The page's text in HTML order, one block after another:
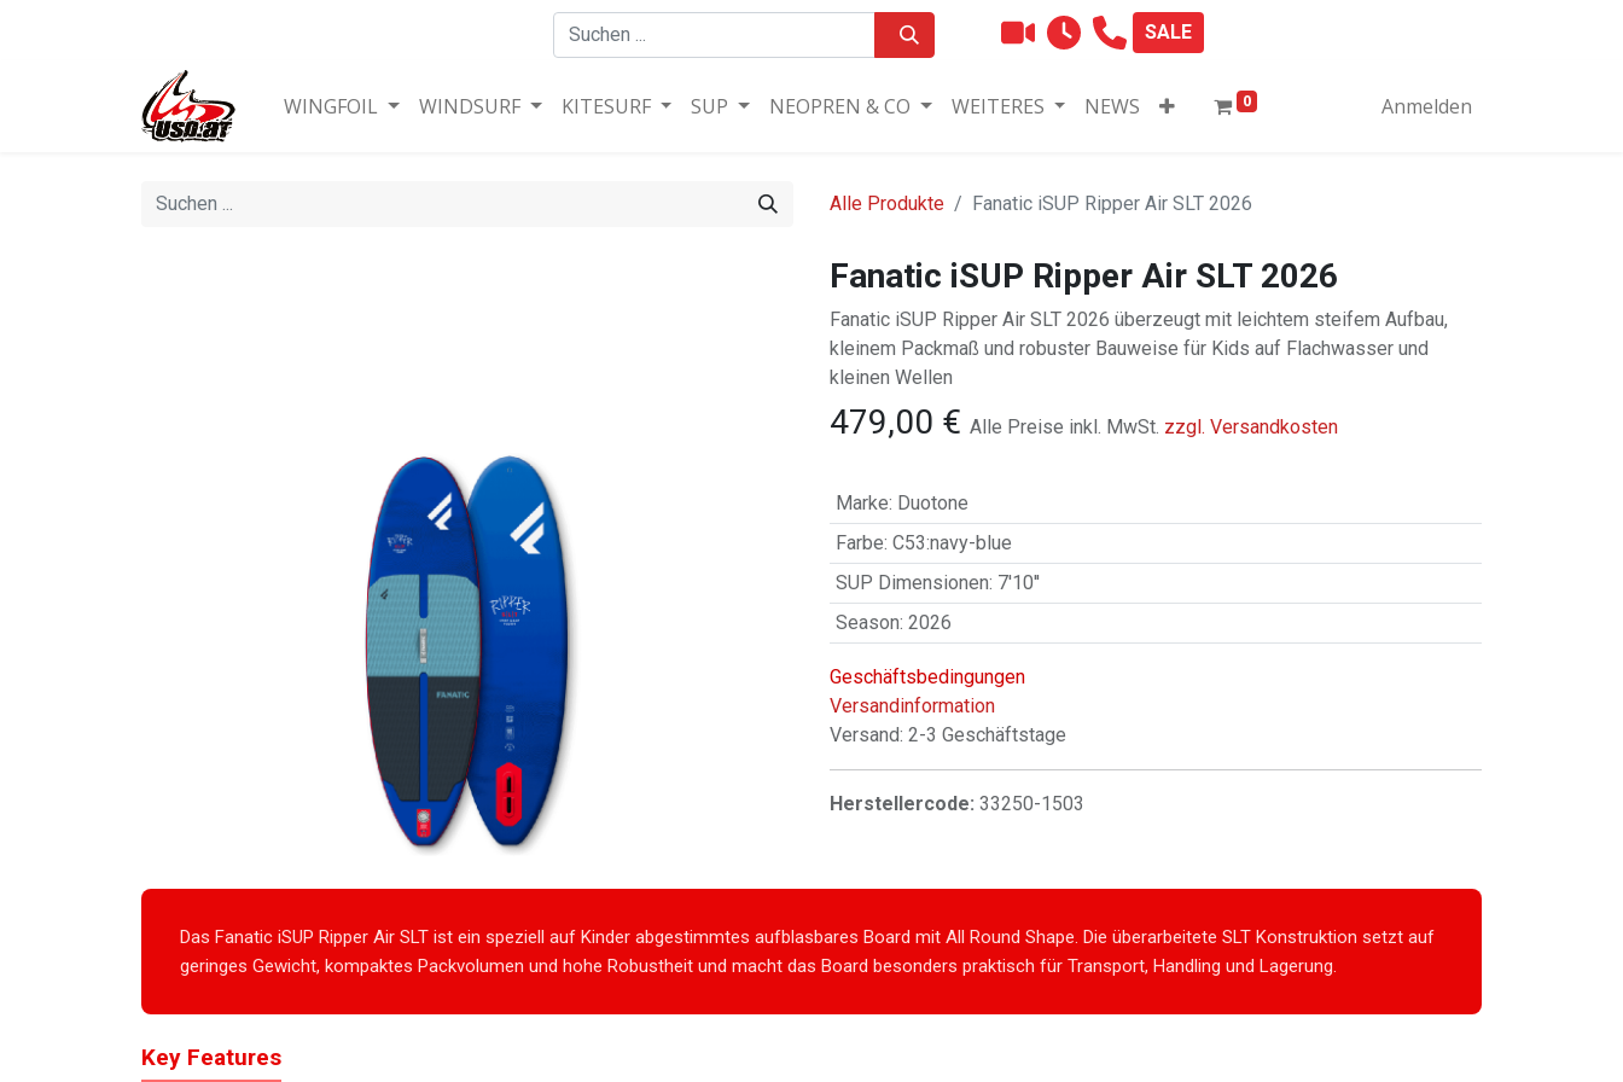
SALE
WINGFOIL WINDSURF KITESURF SUP NEOPREN & CO WEITERES NEWS 0 Anmelden
Alle Produkte Fanatic iSUP Ripper Air SLT 2026
Fanatic iSUP Ripper Air SLT 2026
Fanatic iSUP Ripper Air SLT 2026 überzeugt mit leichtem steifem Aufbau,
kleinem Packmaß und robuster Bauweise für Kids auf Flachwasser und
kleinen Wellen
479,00 € Alle Preise inkl. MwSt. zzgl. Versandkosten
Marke: Duotone
Farbe: C53:navy-blue
SUP Dimensionen: 7'10''
Season: 2026
Geschäftsbedingungen
Versandinformation
Versand: 2-3 Geschäftstage
Herstellercode: 33250-1503
Das Fanatic iSUP Ripper Air SLT ist ein speziell auf Kinder abgestimmtes aufblasbares Board mit All Round Shape. Die überarbeitete SLT Konstruktion setzt auf
geringes Gewicht, kompaktes Packvolumen und hohe Robustheit und macht das Board besonders praktisch für Transport, Handling und Lagerung.
Key Features